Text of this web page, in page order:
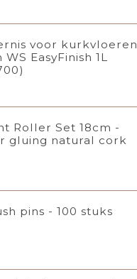
voor kurkvloeren
EasyFinish 1L
Roller Set 18cm -
gluing natural cork
pins - 100 stuks